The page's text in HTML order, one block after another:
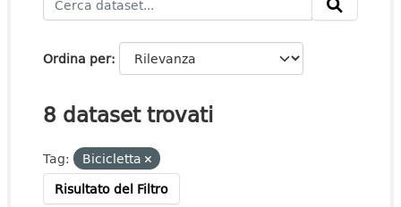
Ordina per
8 dataset trovati
Tag:
Bicicletta
Risultato del Filtro